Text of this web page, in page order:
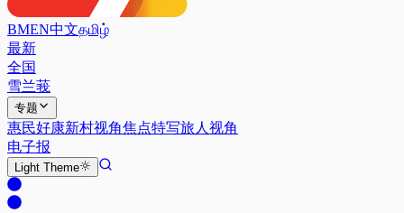
BMEN中文தமிழ்
最新
全国
雪兰莪
专题
惠民好康新村视角焦点特写旅人视角
电子报
Light Theme